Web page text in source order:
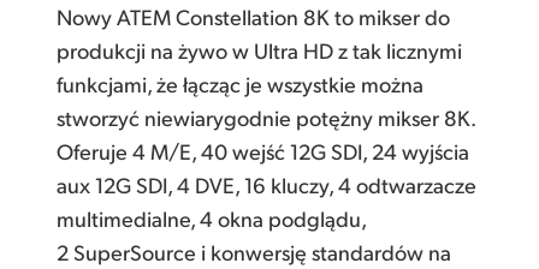
Galeria
Specyfikacje
Finland
France
Germany
Hong Kong SAR, China
India
Sprzętowy lub programowy panel sterowania
Z
awiera multiview 8K z etykietami, tally i miernikami
Transmisje, DVE, stingery i nie tylko
DVE o pełnej rozdzielczości 8K
Profesjonalny nadawczy talkback
M
edia wewnętrzne dla obrazów nieruchomych i ruchomych
Nowy ATEM Constellation 8K to mikser do
produkcji na żywo w Ultra HD z tak licznymi
funkcjami, że łącząc je wszystkie można
stworzyć niewiarygodnie potężny mikser 8K.
Oferuje 4 M/E, 40 wejść 12G SDI, 24 wyjścia
aux 12G SDI, 4 DVE, 16 kluczy, 4 odtwarzacze
multimedialne, 4 okna podglądu,
2 SuperSource i konwersję standardów na